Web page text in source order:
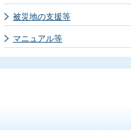
被災地の支援等
マニュアル等